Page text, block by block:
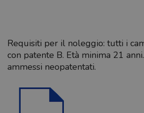
Requisiti per il noleggio: tutti i
con patente B. Età minima 21
ammessi neopatentati.